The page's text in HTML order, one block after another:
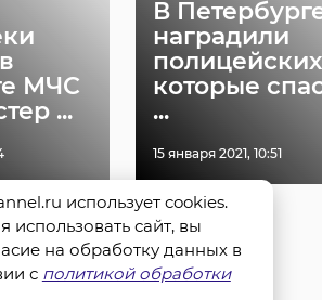
МЧС
...
В
наградили
которые
...
15 января 2021, 10:51
использует cookies.
использовать сайт, вы
на обработку данных в
с политикой обработки